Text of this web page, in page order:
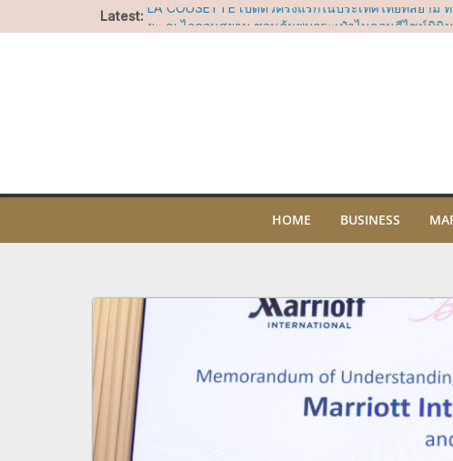
to
Latest: LA COUSETTE เปิดตัวครั้งแรกในประเทศไทยที่สยาม
ยะ ณ ไอคอนสยาม ชวนค้นพบกระเป๋าไนลอนดีไซน์มินิ
“อัพ-ภูมิ” ชวนฟิน เตรียมเสิร์ฟโมเมนต์พิเศษในงาน
OF SIAM” ให้แฟนๆ ลุ้น Group Shot 5 สิงหาคมนี้ ณ ไ
HOME BUSINESS